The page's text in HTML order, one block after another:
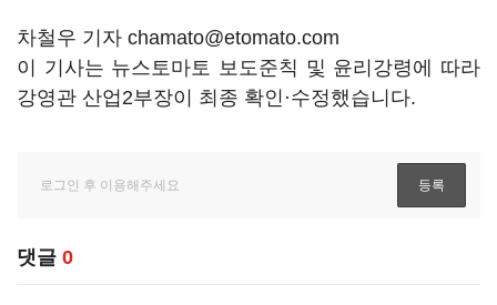
차철우 기자 chamato@etomato.com
이 기사는 뉴스토마토 보도준칙 및 윤리강령에 따라
강영관 산업2부장이 최종 확인·수정했습니다.
댓글 0